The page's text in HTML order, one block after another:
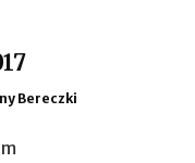
Bereczki